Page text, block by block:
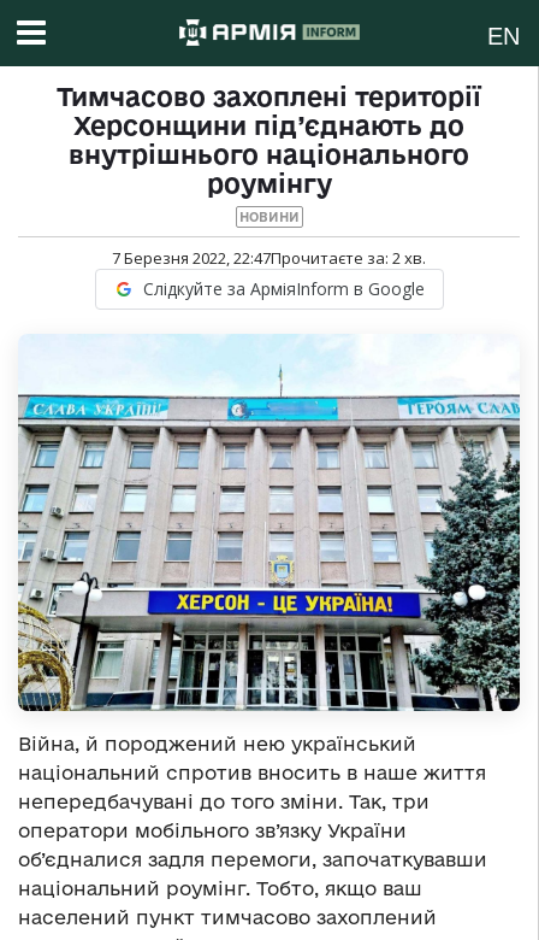
EN
Тимчасово захоплені території
Херсонщини під’єднають до
внутрішнього національного
роумінгу
НОВИНИ
7 Березня 2022, 22:47Прочитаєте за: 2хв.
Слідкуйте за АрміяInform в Google
Війна, й породжений нею український
національний спротив вносить в наше життя
непередбачувані до того зміни. Так, три
оператори мобільного зв’язку України
об’єдналися задля перемоги, започаткувавши
національний роумінг. Тобто, якщо ваш
населений пункт тимчасово захоплений